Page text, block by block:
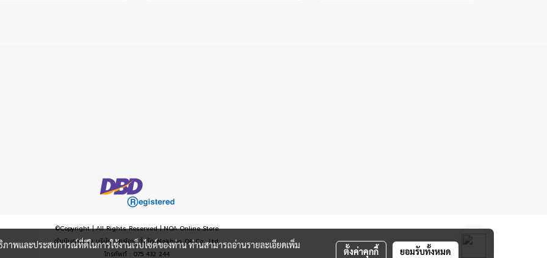
©Copyright | All Rights Reserved | NOA Online Store
ดำเนินการโดย บริษัท นครโอเอ จำกัด Nakhon OA Co., Ltd.
โทรศัพท์ : 075 432 244
าพและประสบการณ์ที่ดีในการใช้งานเว็บไซต์ของท่าน ท่านสามารถอ่านรายละเอียดเพิ่ม
ตั้งค่าคุกกี้ ยอมรับทั้งหมด